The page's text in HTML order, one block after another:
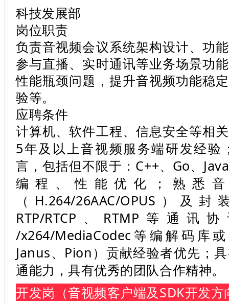
科技发展部
岗位职责
负责音视频会议系统架构设计、功
参与直播、实时通讯等业务场景功
性能瓶颈问题，提升音视频功能稳
验等。
应聘条件
计算机、软件工程、信息安全等相
5年及以上音视频服务端研发经验
言，包括但不限于：C++、Go、
编程、性能优化；熟悉
（H.264/26AAC/OPUS）及
RTP/RTCP、RTMP等通讯
/x264/MediaCodec等编解码库
Janus、Pion）贡献经验者优先；
通能力，具有优秀的团队合作精神。
开发岗（音视频客户端及SDK开发方